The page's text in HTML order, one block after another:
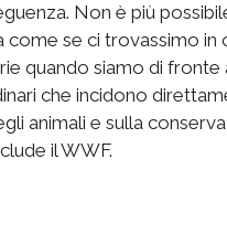
Non è più
come se ci trovassimo in
quando siamo di fronte
che incidono
animali e sulla
il WWF.